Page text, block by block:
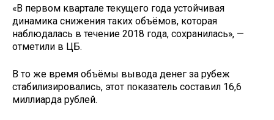
«В первом квартале текущего года устойчивая
динамика снижения таких объёмов, которая
наблюдалась в течение 2018 года, сохранилась», —
отметили в ЦБ.
В то же время объёмы вывода денег за рубеж
стабилизировались, этот показатель составил 16,6
миллиарда рублей.